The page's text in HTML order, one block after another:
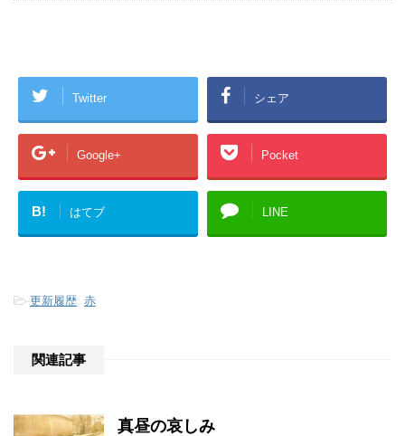
Twitter シェア
Google+ Pocket
B! はてブ LINE
-更新履歴 赤
関連記事
真昼の哀しみ